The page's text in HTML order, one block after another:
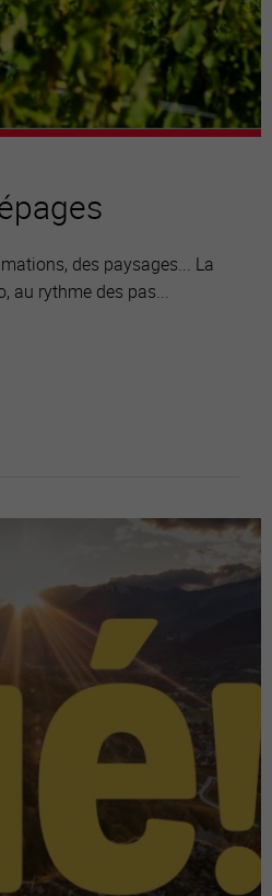
des paysages... La
au rythme des pas...